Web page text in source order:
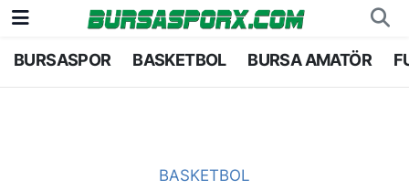
BURSASPOR BASKETBOL BURSA AMATÖR
BASKETBOL
Bursaspor
Bursa Nöbetçi Eczaneler